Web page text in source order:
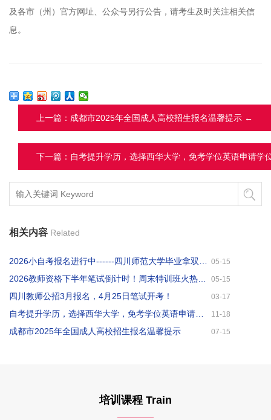
及各市（州）官方网址、公众号另行公告，请考生及时关注相关信
息。
上一篇：成都市2025年全国成人高校招生报名温馨提示 ←
下一篇：自考提升学历，选择西华大学，免考学位英语申请学
相关内容 Related
05-15
05-15
四川教师公招3月报名，4月25日笔试开考！ 03-17
11-18
成都市2025年全国成人高校招生报名温馨提示 07-15
培训课程 Train